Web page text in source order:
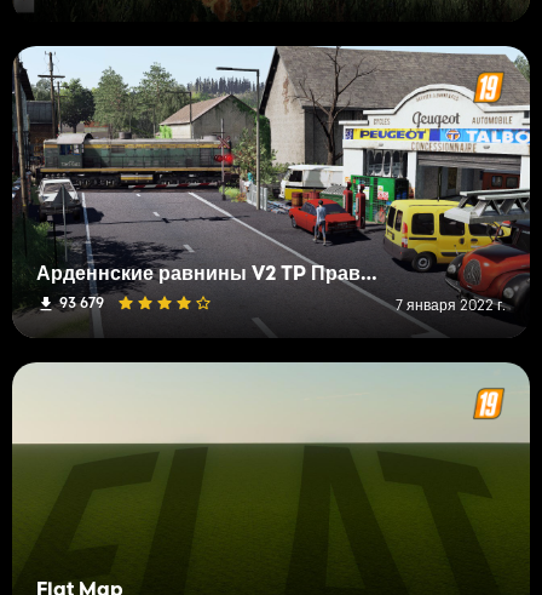
Арденнские равнины V2 TP Править
93 679 7 января 2022 г.
Flat Map